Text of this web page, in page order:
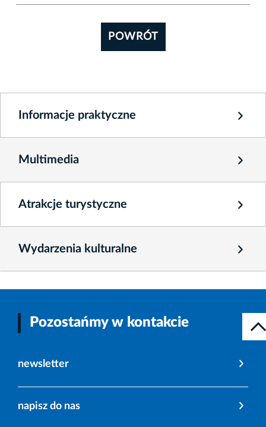
POWRÓT
Informacje praktyczne
Multimedia
Atrakcje turystyczne
Wydarzenia kulturalne
Pozostańmy w kontakcie
newsletter
napisz do nas